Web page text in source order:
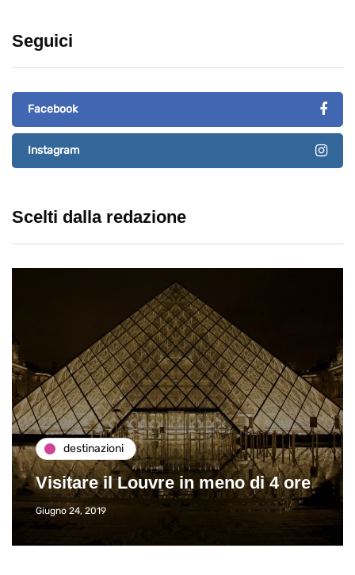
Seguici
Facebook
Instagram
Scelti dalla redazione
destinazioni
Visitare il Louvre in meno di 4 ore
Giugno 24, 2019